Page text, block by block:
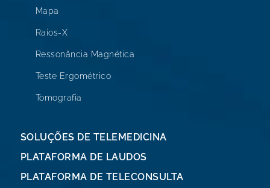
Mapa
Raios-X
Ressonância Magnética
Teste Ergométrico
Tomografia
SOLUÇÕES DE TELEMEDICINA
PLATAFORMA DE LAUDOS
PLATAFORMA DE TELECONSULTA